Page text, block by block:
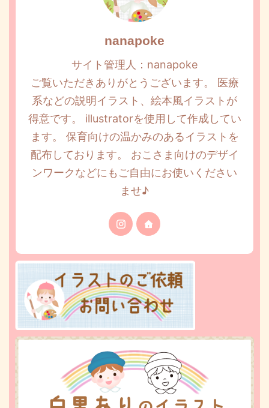
nanapoke
サイト管理人：nanapoke
ご覧いただきありがとうございます。 医療
系などの説明イラスト、絵本風イラストが
得意です。 illustratorを使用して作成してい
ます。 保育向けの温かみのあるイラストを
配布しております。 おこさま向けのデザイ
ンワークなどにもご自由にお使いください
ませ♪